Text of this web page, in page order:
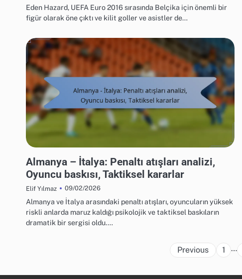
Eden Hazard, UEFA Euro 2016 sırasında Belçika için önemli bir
figür olarak öne çıktı ve kilit goller ve asistler de…
Almanya – İtalya: Penaltı atışları analizi,
Oyuncu baskısı, Taktiksel kararlar
Elif Yılmaz 09/02/2026
Almanya ve İtalya arasındaki penaltı atışları, oyuncuların yüksek
riskli anlarda maruz kaldığı psikolojik ve taktiksel baskıların
dramatik bir sergisi oldu.…
Previous 1 …